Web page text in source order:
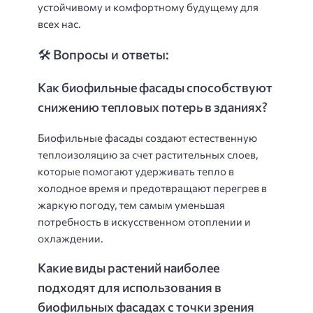
устойчивому и комфортному будущему для
всех нас.
🛠️ Вопросы и ответы:
Как биофильные фасады способствуют
снижению тепловых потерь в зданиях?
Биофильные фасады создают естественную
теплоизоляцию за счет растительных слоев,
которые помогают удерживать тепло в
холодное время и предотвращают перегрев в
жаркую погоду, тем самым уменьшая
потребность в искусственном отоплении и
охлаждении.
Какие виды растений наиболее
подходят для использования в
биофильных фасадах с точки зрения